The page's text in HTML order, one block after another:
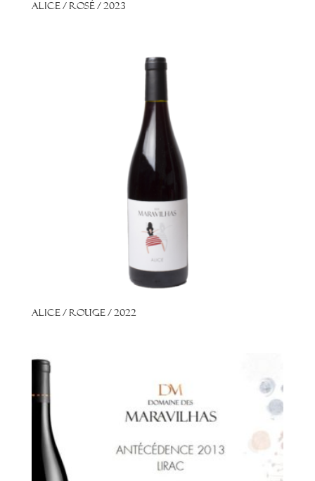
Alice / Rosé / 2023
Alice / Rouge / 2022